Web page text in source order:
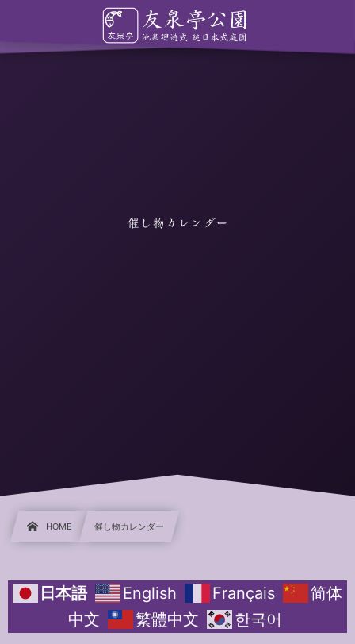
催し物カレンダー
HOME 催し物カレンダー
日本語 English Français
简体
中文
繁體中文 한국어